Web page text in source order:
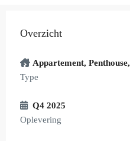
Overzicht
Appartement, Penthouse,
Type
Q4 2025
Oplevering